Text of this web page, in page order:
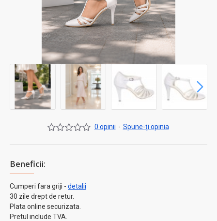
Beneficii:
Cumperi fara griji - detalii
30 zile drept de retur.
Plata online securizata.
Pretul include TVA.
0 opinii - Spune-ţi opinia